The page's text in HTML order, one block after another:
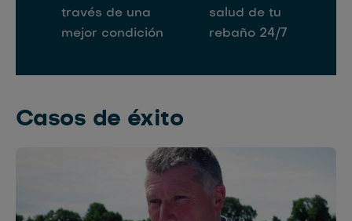
través de una
mejor condición
salud de tu
rebaño 24/7
Casos de éxito